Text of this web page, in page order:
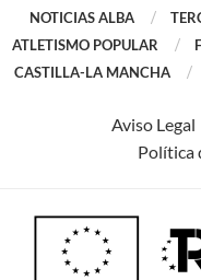
NOTICIAS ALBA
ATLETISMO POPULAR
CASTILLA-LA MANCHA
Aviso Legal
Política